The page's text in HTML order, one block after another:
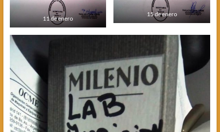
11 de enero
15 de enero